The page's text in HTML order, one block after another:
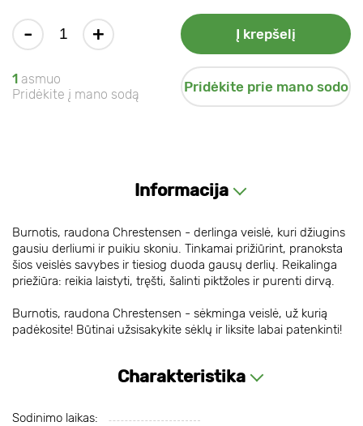
- + Į krepšelį
1 asmuo
Pridėkite į mano sodą
Pridėkite prie mano sodo
Informacija
Burnotis, raudona Chrestensen - derlinga veislė, kuri džiugins
gausiu derliumi ir puikiu skoniu. Tinkamai prižiūrint, pranoksta
šios veislės savybes ir tiesiog duoda gausų derlių. Reikalinga
priežiūra: reikia laistyti, tręšti, šalinti piktžoles ir purenti dirvą.
Burnotis, raudona Chrestensen - sėkminga veislė, už kurią
padėkosite! Būtinai užsisakykite sėklų ir liksite labai patenkinti!
Charakteristika
Sodinimo laikas: